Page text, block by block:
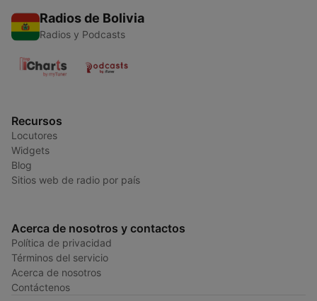
Radios de Bolivia
Radios y Podcasts
Recursos
Locutores
Widgets
Blog
Sitios web de radio por país
Acerca de nosotros y contactos
Política de privacidad
Términos del servicio
Acerca de nosotros
Contáctenos